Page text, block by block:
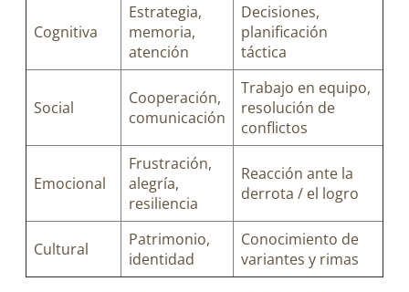
Cognitiva
Estrategia,
memoria,
atención
Decisiones,
planificación
táctica
Social
Cooperación,
comunicación
Trabajo en equipo,
resolución de
conflictos
Emocional
Frustración,
alegría,
resiliencia
Reacción ante la
derrota / el logro
Cultural
Patrimonio,
identidad
Conocimiento de
variantes y rimas